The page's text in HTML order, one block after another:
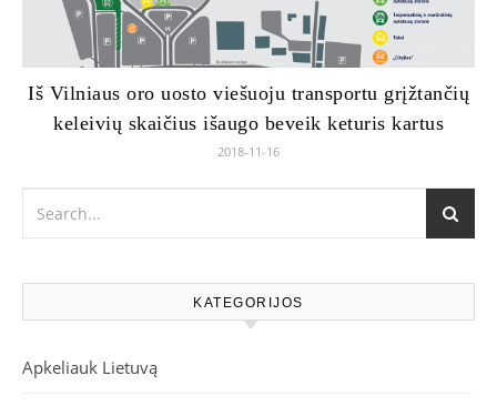
Iš Vilniaus oro uosto viešuoju transportu grįžtančių
keleivių skaičius išaugo beveik keturis kartus
2018-11-16
KATEGORIJOS
Apkeliauk Lietuvą